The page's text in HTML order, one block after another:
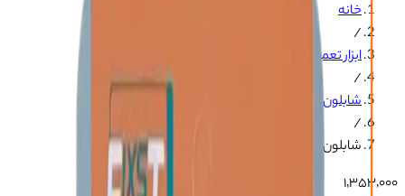
خانه
/
ابزار تعمیرات سخت افزاری
/
شابلون های اندروید و ایفون
/
شابلون FIXST IC LCD 12PM/15PM
۱٬۳۵۳٬۰۰۰